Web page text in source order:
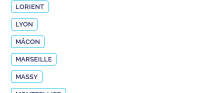
LORIENT
LYON
MÂCON
MARSEILLE
MASSY